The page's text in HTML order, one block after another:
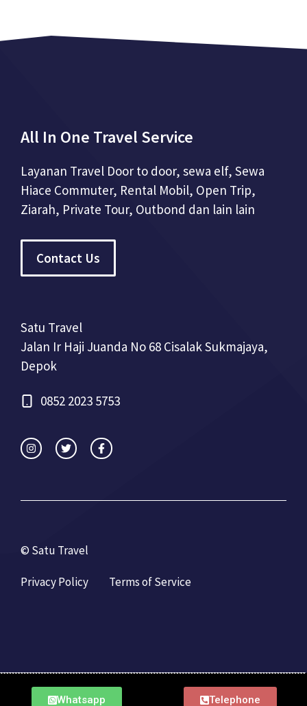
All In One Travel Service
Layanan Travel Door to door, sewa elf, Sewa
Hiace Commuter, Rental Mobil, Open Trip,
Ziarah, Private Tour, Outbond dan lain lain
Contact Us
Satu Travel
Jalan Ir Haji Juanda No 68 Cisalak Sukmajaya,
Depok
0852 2023 5753
© Satu Travel
Privacy Policy Terms of Service
Whatsapp Telephone